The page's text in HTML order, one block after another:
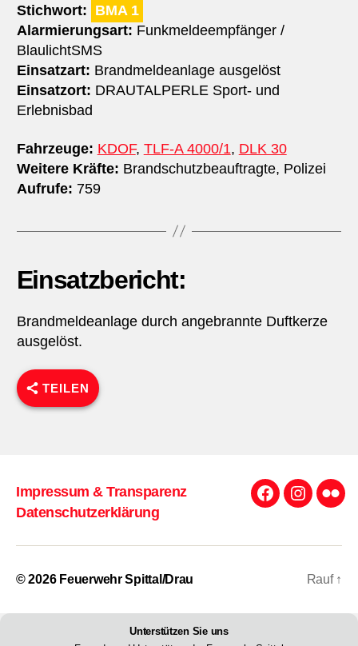
Stichwort: BMA 1
Alarmierungsart: Funkmeldeempfänger /
BlaulichtSMS
Einsatzart: Brandmeldeanlage ausgelöst
Einsatzort: DRAUTALPERLE Sport- und
Erlebnisbad
Fahrzeuge: KDOF, TLF-A 4000/1, DLK 30
Weitere Kräfte: Brandschutzbeauftragte, Polizei
Aufrufe: 759
Einsatzbericht:
Brandmeldeanlage durch angebrannte Duftkerze
ausgelöst.
TEILEN
Impressum & Transparenz
Datenschutzerklärung
Facebook
© 2026 Feuerwehr Spittal/Drau Rauf ↑
Unterstützen Sie uns